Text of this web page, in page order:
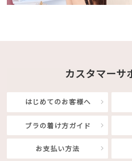
カスタマーサ
はじめてのお客様へ
ブラの着け方ガイド
お支払い方法